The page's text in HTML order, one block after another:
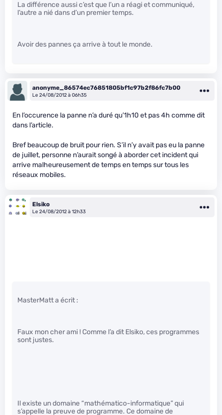
La différence aussi c’est que l’un a réagi et communiqué,
l’autre a nié dans d’un premier temps.
Avoir des pannes ça arrive à tout le monde.
anonyme_86574ec76851805bf1c97b2f86fc7b00
Le 24/08/2012 à 06h35
En l’occurence la panne n’a duré qu’1h10 et pas 4h comme dit
dans l’article.
Bref beaucoup de bruit pour rien. S’il n’y avait pas eu la panne
de juillet, personne n’aurait songé à aborder cet incident qui
arrive malheureusement de temps en temps sur tous les
réseaux mobiles.
Elsiko
Le 24/08/2012 à 12h33
MasterMatt a écrit :
Faux mon cher ami ! Comme l’a dit Elsiko, ces programmes
sont justes.
Il existe un domaine “mathématico-informatique” qui
s’appelle la preuve de programme. Ce domaine de